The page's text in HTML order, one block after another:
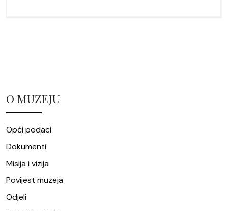
O MUZEJU
Opći podaci
Dokumenti
Misija i vizija
Povijest muzeja
Odjeli